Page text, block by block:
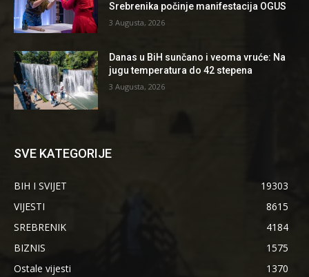
Srebrenika počinje manifestacija OGUS
3 Augusta, 2026
Danas u BiH sunčano i veoma vruće: Na
jugu temperatura do 42 stepena
3 Augusta, 2026
SVE KATEGORIJE
BIH I SVIJET
19303
VIJESTI
8615
SREBRENIK
4184
BIZNIS
1575
Ostale vijesti
1370